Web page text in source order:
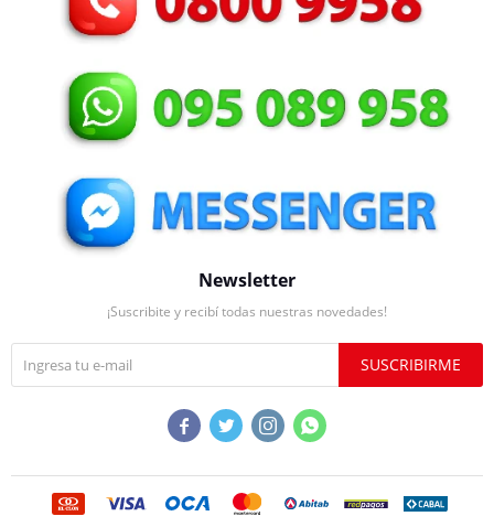
Newsletter
¡Suscribite y recibí todas nuestras novedades!
SUSCRIBIRME
   